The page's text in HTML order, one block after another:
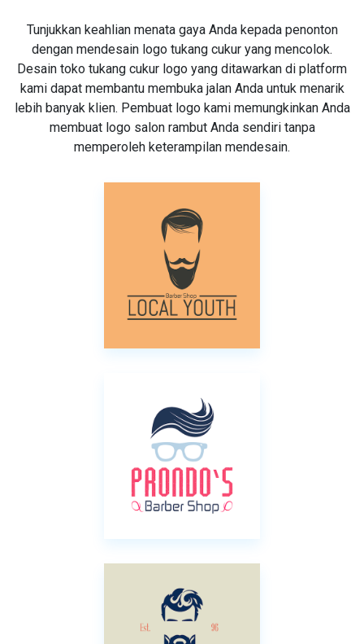
Tunjukkan keahlian menata gaya Anda kepada penonton
dengan mendesain logo tukang cukur yang mencolok.
Desain toko tukang cukur logo yang ditawarkan di platform
kami dapat membantu membuka jalan Anda untuk menarik
lebih banyak klien. Pembuat logo kami memungkinkan Anda
membuat logo salon rambut Anda sendiri tanpa
memperoleh keterampilan mendesain.